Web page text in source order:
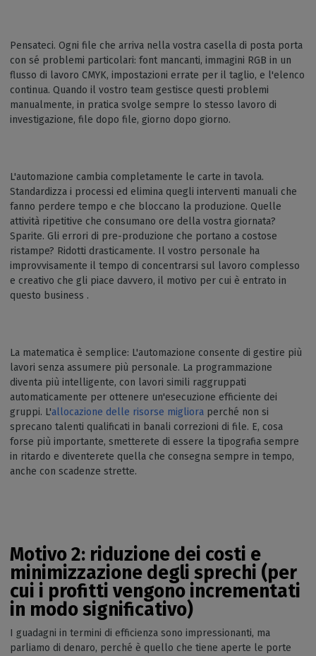
Pensateci. Ogni file che arriva nella vostra casella di posta porta
con sé problemi particolari: font mancanti, immagini RGB in un
flusso di lavoro CMYK, impostazioni errate per il taglio, e l'elenco
continua. Quando il vostro team gestisce questi problemi
manualmente, in pratica svolge sempre lo stesso lavoro di
investigazione, file dopo file, giorno dopo giorno.
L'automazione cambia completamente le carte in tavola.
Standardizza i processi ed elimina quegli interventi manuali che
fanno perdere tempo e che bloccano la produzione. Quelle
attività ripetitive che consumano ore della vostra giornata?
Sparite. Gli errori di pre-produzione che portano a costose
ristampe? Ridotti drasticamente. Il vostro personale ha
improvvisamente il tempo di concentrarsi sul lavoro complesso
e creativo che gli piace davvero, il motivo per cui è entrato in
questo business .
La matematica è semplice: L'automazione consente di gestire più
lavori senza assumere più personale. La programmazione
diventa più intelligente, con lavori simili raggruppati
automaticamente per ottenere un'esecuzione efficiente dei
gruppi. L'allocazione delle risorse migliora perché non si
sprecano talenti qualificati in banali correzioni di file. E, cosa
forse più importante, smetterete di essere la tipografia sempre
in ritardo e diventerete quella che consegna sempre in tempo,
anche con scadenze strette.
Motivo 2: riduzione dei costi e
minimizzazione degli sprechi (per
cui i profitti vengono incrementati
in modo significativo)
I guadagni in termini di efficienza sono impressionanti, ma
parliamo di denaro, perché è quello che tiene aperte le porte